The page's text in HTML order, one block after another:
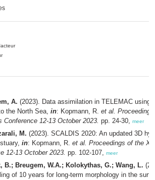
A. (2023). Data assimilation in TELEMAC using
the North Sea, in: Kopmann, R. et al.
Conference 12-13 October 2023. pp. 24-30, meer
M. (2023). SCALDIS 2020: An updated 3D
in: Kopmann, R. et al. Proceedings of the
12-13 October 2023. pp. 102-107, meer
B.; Breugem, W.A.; Kolokythas, G.; Wang, L.
of 10 years for long-term morphology in the surf